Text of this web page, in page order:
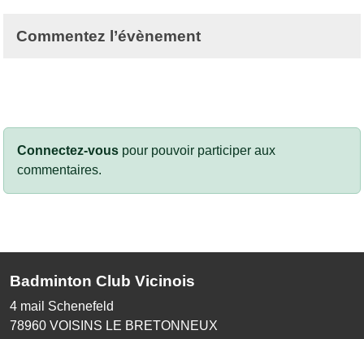
Commentez l’évènement
Connectez-vous pour pouvoir participer aux
commentaires.
Badminton Club Vicinois
4 mail Schenefeld
78960 VOISINS LE BRETONNEUX